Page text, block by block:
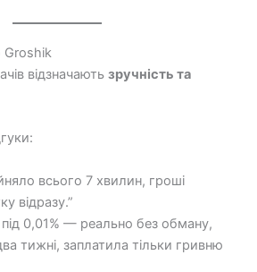
Groshik
відзначають зручність та
всього 7 хвилин, гроші
відразу.”
0,01% — реально без обману,
тижні, заплатила тільки гривню